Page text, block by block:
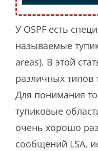
У OSPF есть
называемые
areas). В этой
различных типов
Для понимания
тупиковые
очень хорошо
сообщений LSA,